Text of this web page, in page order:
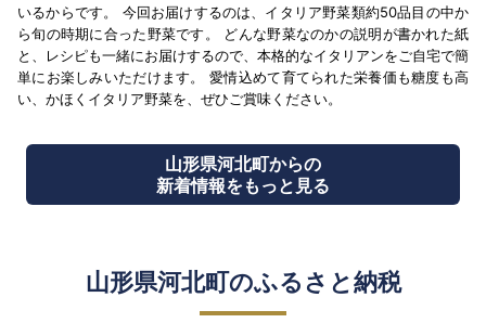
いるからです。 今回お届けするのは、イタリア野菜類約50品目の中か
ら旬の時期に合った野菜です。 どんな野菜なのかの説明が書かれた紙
と、レシピも一緒にお届けするので、本格的なイタリアンをご自宅で簡
単にお楽しみいただけます。 愛情込めて育てられた栄養価も糖度も高
い、かほくイタリア野菜を、ぜひご賞味ください。
山形県河北町からの
新着情報をもっと見る
山形県河北町のふるさと納税